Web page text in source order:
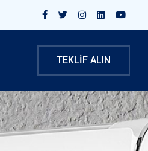
TEKLIF ALIN